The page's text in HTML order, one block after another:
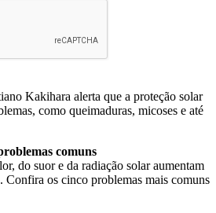
Kakihara alerta que a proteção solar
como queimaduras, micoses e até
comuns
do suor e da radiação solar aumentam
Confira os cinco problemas mais comuns